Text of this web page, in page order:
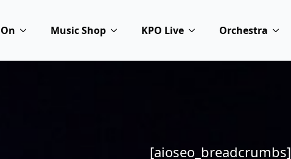
Music Shop KPO Live Orchestra
[aioseo_breadcrumbs]